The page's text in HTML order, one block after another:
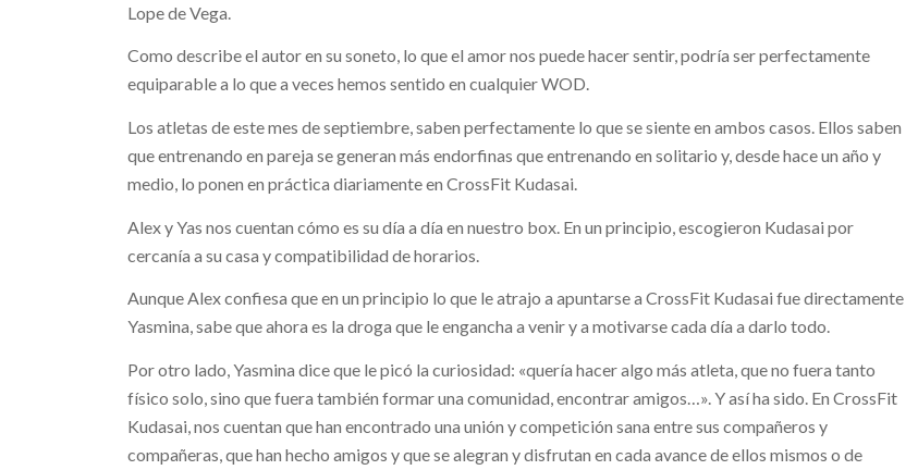
Lope de Vega.
Como describe el autor en su soneto, lo que el amor nos puede hacer sentir, podría ser perfectamente
equiparable a lo que a veces hemos sentido en cualquier WOD.
Los atletas de este mes de septiembre, saben perfectamente lo que se siente en ambos casos. Ellos saben
que entrenando en pareja se generan más endorfinas que entrenando en solitario y, desde hace un año y
medio, lo ponen en práctica diariamente en CrossFit Kudasai.
Alex y Yas nos cuentan cómo es su día a día en nuestro box. En un principio, escogieron Kudasai por
cercanía a su casa y compatibilidad de horarios.
Aunque Alex confiesa que en un principio lo que le atrajo a apuntarse a CrossFit Kudasai fue directamente
Yasmina, sabe que ahora es la droga que le engancha a venir y a motivarse cada día a darlo todo.
Por otro lado, Yasmina dice que le picó la curiosidad: «quería hacer algo más atleta, que no fuera tanto
físico solo, sino que fuera también formar una comunidad, encontrar amigos…». Y así ha sido. En CrossFit
Kudasai, nos cuentan que han encontrado una unión y competición sana entre sus compañeros y
compañeras, que han hecho amigos y que se alegran y disfrutan en cada avance de ellos mismos o de